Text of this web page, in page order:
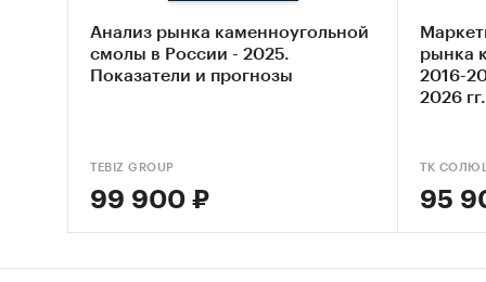
Анализ рынка каменноугольной
смолы в России - 2025.
Показатели и прогнозы
TEBIZ GROUP
99 900 ₽
рынка
2016-
2026
ТК
95